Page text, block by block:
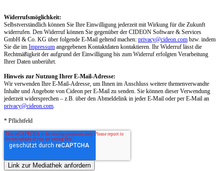
Widerrufsmöglichkeit:
Selbstverständlich können Sie Ihre Einwilligung jederzeit mit Wirkung für die Zukunft
widerrufen. Den Widerruf können Sie gegenüber der CIDEON Software & Services
GmbH & Co. KG über folgende E-Mail geltend machen: privacy@cideon.com bzw. indem
Sie die im Impressum angegebenen Kontaktdaten kontaktieren. Ihr Widerruf lässt die
Rechtmäßigkeit der aufgrund der Einwilligung bis zum Widerruf erfolgten Verarbeitung
Ihrer Daten unberührt.
Hinweis zur Nutzung Ihrer E-Mail-Adresse:
Wir verwenden Ihre E-Mail-Adresse, um Ihnen im Anschluss weitere themenverwandte
Inhalte und Angebote von Cideon per E-Mail zu senden. Sie können dieser Verwendung
jederzeit widersprechen – z.B. über den Abmeldelink in jeder E-Mail oder per E-Mail an
privacy@cideon.com
* Pflichtfeld